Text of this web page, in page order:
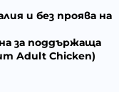
и без проява на
за поддържаща
Adult Chicken)